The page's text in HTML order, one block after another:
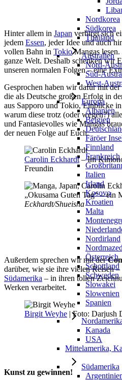
Nordkorea
Südkorea
Thailand
Australien
Nord-
Süd-
West-
Europa
Albanien
Belgien
Färöer
Finnland
Frankreich
Italien
Irland
Kosovo
Kroatien
Malta
Nordirland
Österreich
Schottland
Schweden
Slowakei
Slowenien
Spanien
Kanada
USA
Mittelamerika,
Südamerika
Hinter allem in Japan verbirgt sich
jedem Essen, jeder Idee und auch
vollen Bahn in TokioMangas lesen.
ganze Welt. Deshalb schenken wir
unseren normalen Folgen – eine
Gesprochen haben wir dafür mit der
die als Deutsche großen Erfolg in
aus Sapporo und Tokio, Einblicke
warum diese trotz (oder wegen?)
und Fantasievolles wie Mangas
der neuen Folge auf Euch.
Carolin Eckhardt– Im
Freundin
„Okusama Guten Tag“ – ein
Eckhardt/Shueisha
Außerdem sprechen wir mit der
darüber, wie sie ihre vielen Reisen –
Südamerika – in ihren tollen
Werken verarbeitet.
Birgit Weyhe | Foto: Darjush
Kunst zu gewinnen!